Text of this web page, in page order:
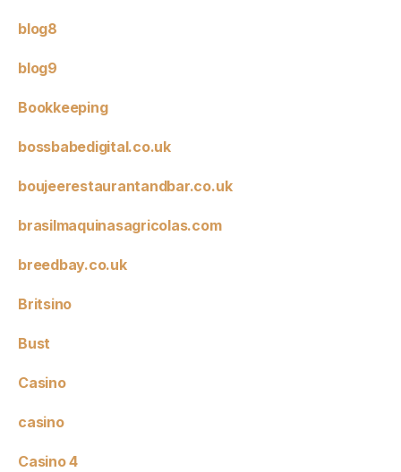
blog8
blog9
Bookkeeping
bossbabedigital.co.uk
boujeerestaurantandbar.co.uk
brasilmaquinasagricolas.com
breedbay.co.uk
Britsino
Bust
Casino
casino
Casino 4